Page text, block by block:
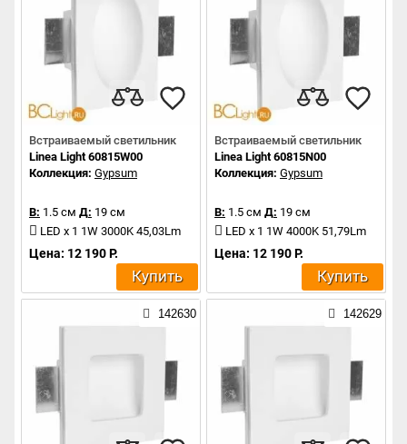
Встраиваемый светильник
Linea Light 60815W00
Коллекция: Gypsum
В: 1.5 см Д: 19 см
LED x 1 1W 3000K 45,03Lm
Цена: 12 190 Р.
Купить
Встраиваемый светильник
Linea Light 60815N00
Коллекция: Gypsum
В: 1.5 см Д: 19 см
LED x 1 1W 4000K 51,79Lm
Цена: 12 190 Р.
Купить
142630 142629